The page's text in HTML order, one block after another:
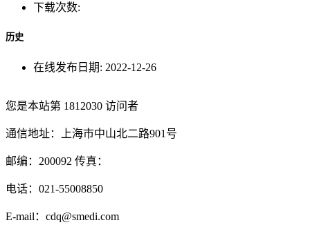
下载次数:
历史
在线发布日期: 2022-12-26
您是本站第 1812030 访问者
通信地址：上海市中山北二路901号
邮编：200092 传真：
电话：021-55008850
E-mail：cdq@smedi.com